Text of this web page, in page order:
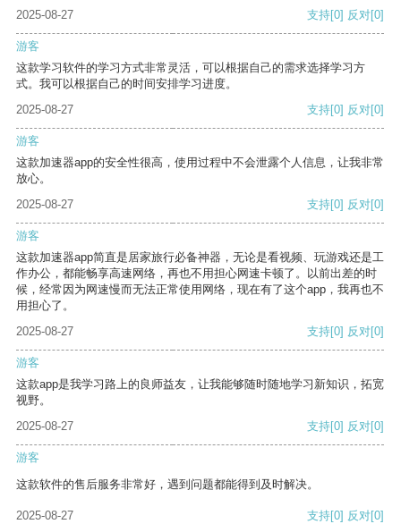
2025-08-27
支持[0] 反对[0]
游客
这款学习软件的学习方式非常灵活，可以根据自己的需求选择学习方
式。我可以根据自己的时间安排学习进度。
2025-08-27
支持[0] 反对[0]
游客
这款加速器app的安全性很高，使用过程中不会泄露个人信息，让我非常
放心。
2025-08-27
支持[0] 反对[0]
游客
这款加速器app简直是居家旅行必备神器，无论是看视频、玩游戏还是工
作办公，都能畅享高速网络，再也不用担心网速卡顿了。以前出差的时
候，经常因为网速慢而无法正常使用网络，现在有了这个app，我再也不
用担心了。
2025-08-27
支持[0] 反对[0]
游客
这款app是我学习路上的良师益友，让我能够随时随地学习新知识，拓宽
视野。
2025-08-27
支持[0] 反对[0]
游客
这款软件的售后服务非常好，遇到问题都能得到及时解决。
2025-08-27 支持[0] 反对[0]